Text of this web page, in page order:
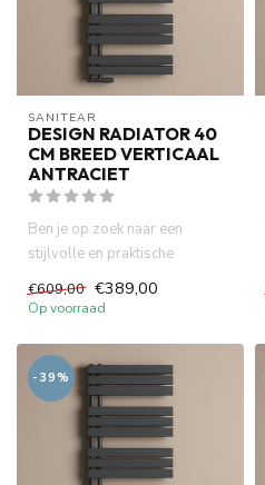
SANITEAR
DESIGN RADIATOR 40
CM BREED VERTICAAL
ANTRACIET
Ben je op zoek naar een
stijlvolle en praktische
oplossing om je badkamer te
ver...
€609,00 €389,00
Op voorraad
-39%